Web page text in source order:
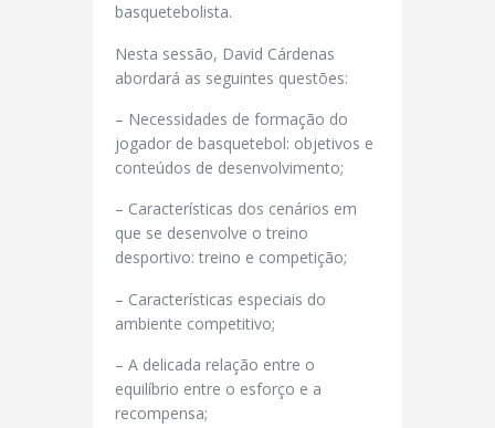
basquetebolista.
Nesta sessão, David Cárdenas
abordará as seguintes questões:
– Necessidades de formação do
jogador de basquetebol: objetivos e
conteúdos de desenvolvimento;
– Características dos cenários em
que se desenvolve o treino
desportivo: treino e competição;
– Características especiais do
ambiente competitivo;
– A delicada relação entre o
equilíbrio entre o esforço e a
recompensa;